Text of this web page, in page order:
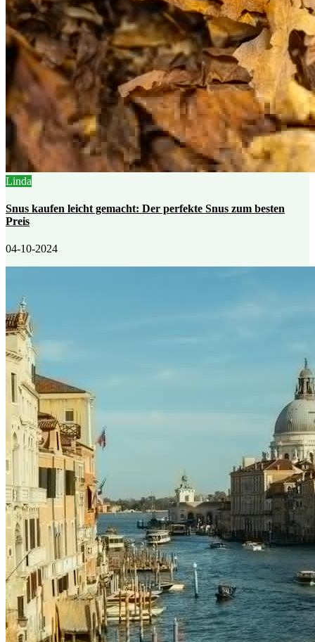
Linda
Snus kaufen leicht gemacht: Der perfekte Snus zum besten
Preis
04-10-2024